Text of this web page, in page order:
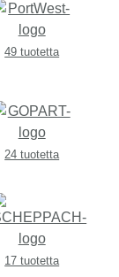
49 tuotetta
24 tuotetta
17 tuotetta